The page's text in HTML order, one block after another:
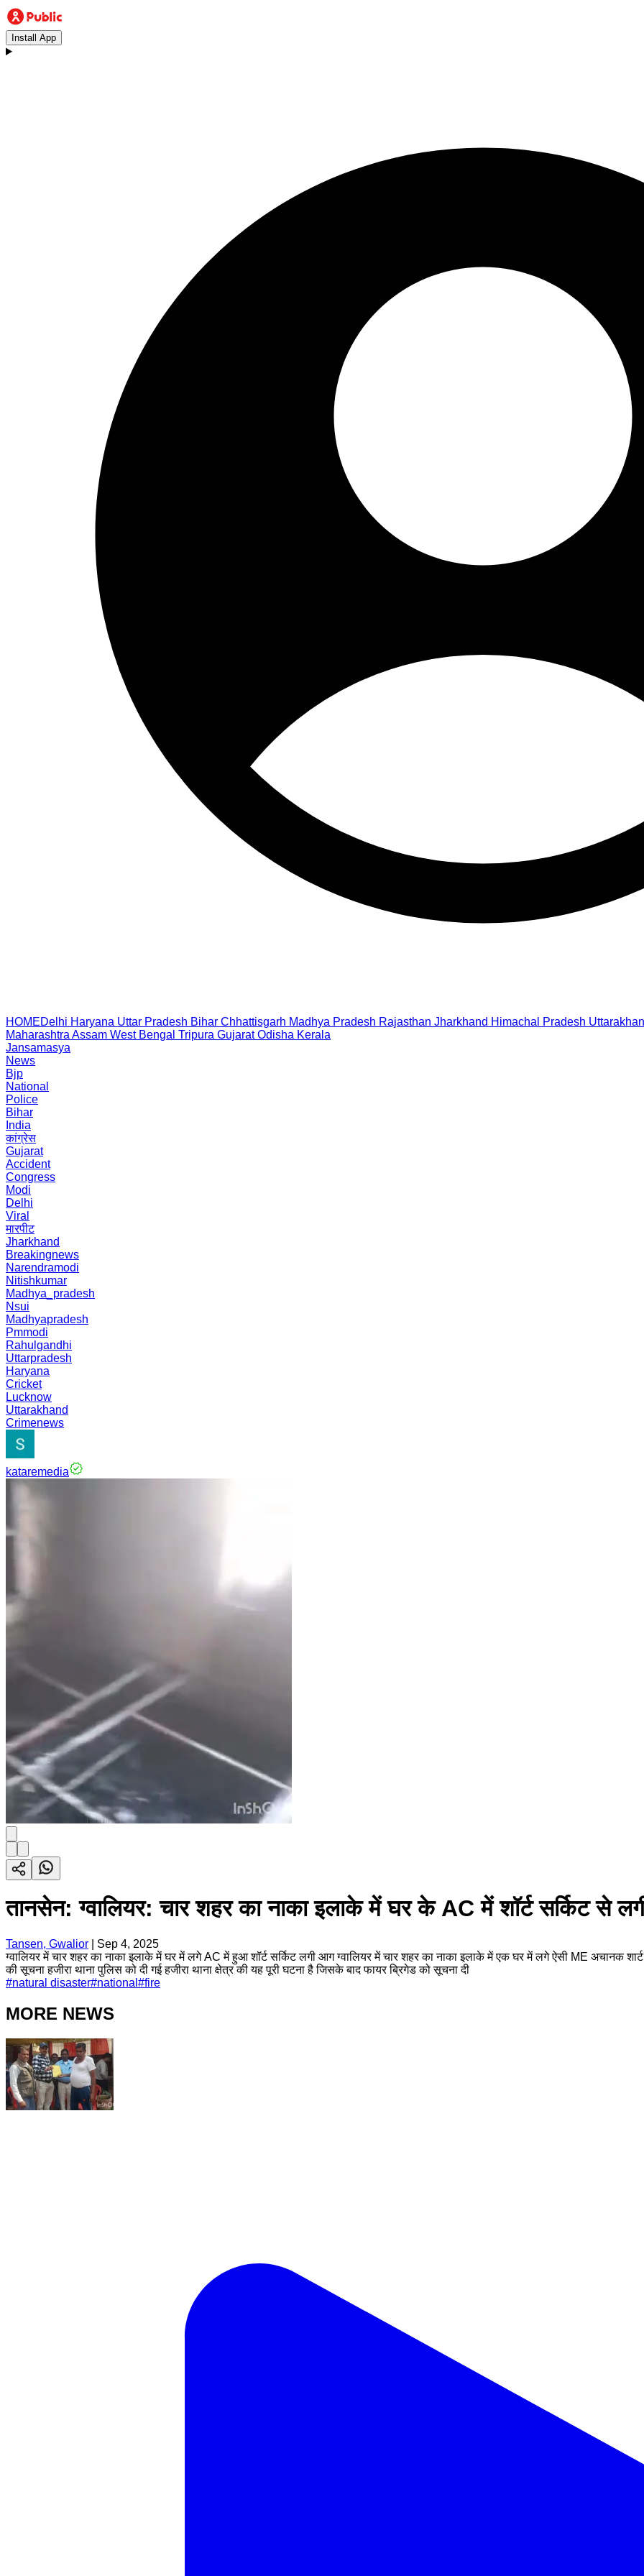
Install App
HOMEDelhi Haryana Uttar Pradesh Bihar Chhattisgarh Madhya Pradesh Rajasthan Jharkhand Himachal Pradesh
Maharashtra Assam West Bengal Tripura Gujarat Odisha Kerala
Jansamasya
News
Bjp
National
Police
Bihar
India
कांग्रेस
Gujarat
Accident
Congress
Modi
Delhi
Viral
मारपीट
Jharkhand
Breakingnews
Narendramodi
Nitishkumar
Madhya_pradesh
Nsui
Madhyapradesh
Pmmodi
Rahulgandhi
Uttarpradesh
Haryana
Cricket
Lucknow
Uttarakhand
Crimenews
kataremedia
तानसेन: ग्वालियर: चार शहर का नाका इलाके में घर के AC में शॉर्ट सर्किट से
Tansen, Gwalior
Sep 4, 2025
ग्वालियर में चार शहर का नाका इलाके में घर में लगे AC में हुआ शॉर्ट सर्किट लगी आग ग्वालियर में चार शहर का नाका इलाके में एक घर में लगे ऐसी ME अचानक
की सूचना हजीरा थाना पुलिस को दी गई हजीरा थाना क्षेत्र की यह पूरी घटना है जिसके बाद फायर ब्रिगेड को सूचना दी
#natural disaster#national #fire
MORE NEWS